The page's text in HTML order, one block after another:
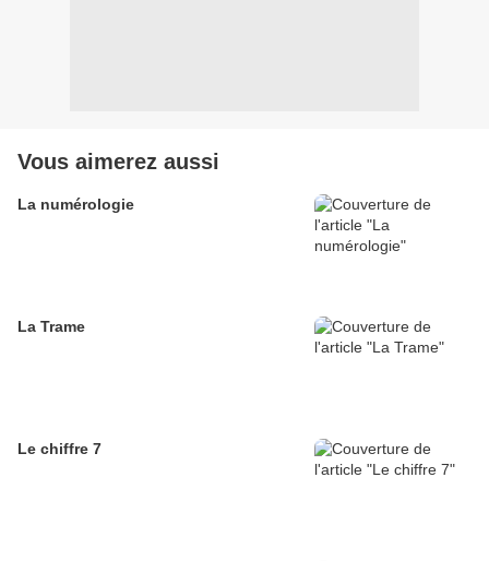
Vous aimerez aussi
La numérologie
La Trame
Le chiffre 7